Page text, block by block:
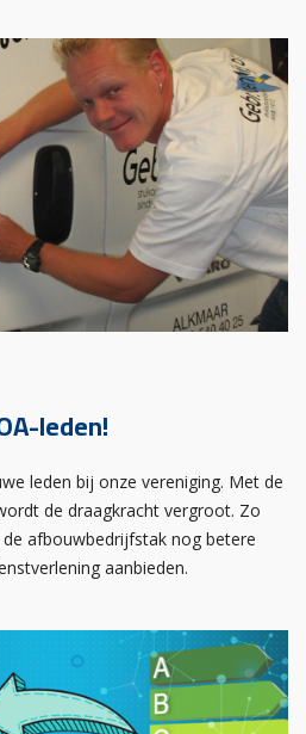
leden!
leden bij onze vereniging. Met de
de draagkracht vergroot. Zo
afbouwbedrijfstak nog betere
aanbieden.